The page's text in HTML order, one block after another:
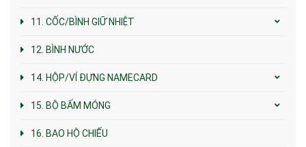
11. CỐC/BÌNH GIỮ NHIỆT
12. BÌNH NƯỚC
14. HỘP/VÍ ĐỰNG NAMECARD
15. BỘ BẤM MÓNG
16. BAO HỘ CHIẾU